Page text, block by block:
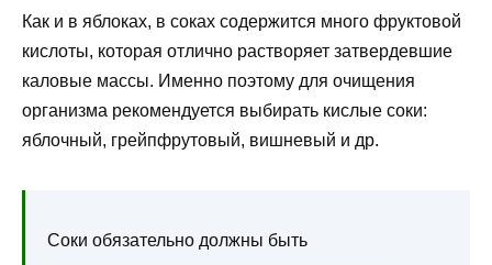
Как и в яблоках, в соках содержится много фруктовой
кислоты, которая отлично растворяет затвердевшие
каловые массы. Именно поэтому для очищения
организма рекомендуется выбирать кислые соки:
яблочный, грейпфрутовый, вишневый и др.
Соки обязательно должны быть